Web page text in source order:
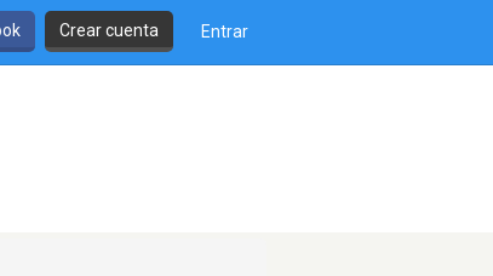
Crear cuenta Entrar